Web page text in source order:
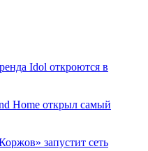
Idol откроются в
Home открыл самый
запустит сеть
сезоны»